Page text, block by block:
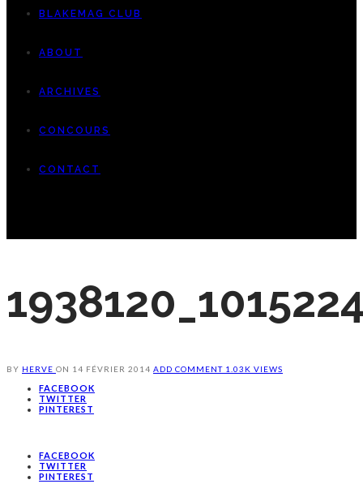
BLAKEMAG CLUB
ABOUT
ARCHIVES
CONCOURS
CONTACT
BY HERVE ON 14 FÉVRIER 2014 ADD COMMENT 1.03K VIEWS
FACEBOOK
TWITTER
PINTEREST
FACEBOOK
TWITTER
PINTEREST